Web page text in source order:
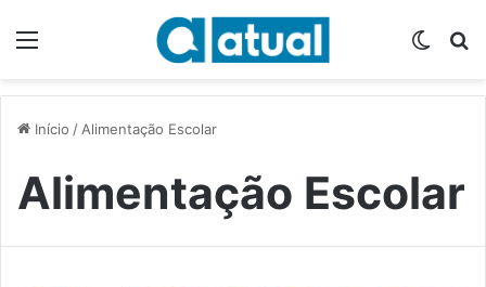
Início / Alimentação Escolar
Alimentação Escolar